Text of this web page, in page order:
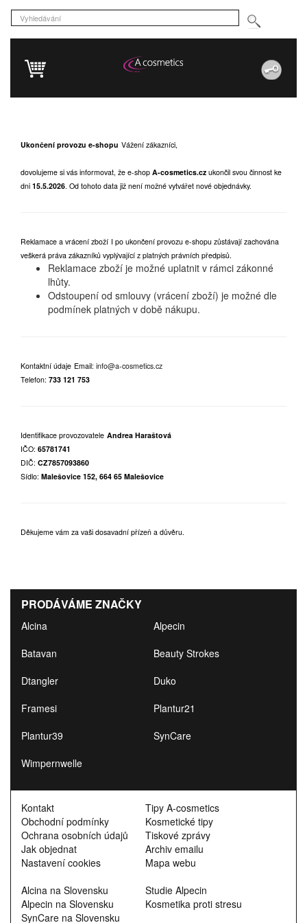
Ukončení provozu e-shopu Vážení zákazníci,
dovolujeme si vás informovat, že e-shop A-cosmetics.cz ukončil svou činnost ke
dni 15.5.2026. Od tohoto data již není možné vytvářet nové objednávky.
Reklamace a vrácení zboží I po ukončení provozu e-shopu zůstávají zachována
veškerá práva zákazníků vyplývající z platných právních předpisů.
Reklamace zboží je možné uplatnit v rámci zákonné
lhůty.
Odstoupení od smlouvy (vrácení zboží) je možné dle
podmínek platných v době nákupu.
Kontaktní údaje Email: info@a-cosmetics.cz
Telefon: 733 121 753
Identifikace provozovatele Andrea Haraštová
IČO: 65781741
DIČ: CZ7857093860
Sídlo: Malešovice 152, 664 65 Malešovice
Děkujeme vám za vaši dosavadní přízeň a důvěru.
PRODÁVÁME ZNAČKY
Alcina
Alpecin
Batavan
Beauty Strokes
Dtangler
Duko
Framesi
Plantur21
Plantur39
SynCare
Wimpernwelle
Kontakt
Obchodní podmínky
Ochrana osobních údajů
Jak objednat
Nastavení cookies
Alcina na Slovensku
Alpecin na Slovensku
SynCare na Slovensku
Tipy A-cosmetics
Kosmetické tipy
Tiskové zprávy
Archiv emailu
Mapa webu
Studie Alpecin
Kosmetika proti stresu